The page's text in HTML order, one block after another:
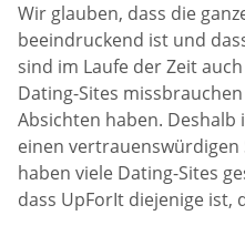
Wir glauben, dass die
beeindruckend ist und
sind im Laufe der Zeit
Dating-Sites
Absichten haben. Deshalb
einen vertrauenswürdigen
haben viele Dating-Sites
dass UpForIt diejenige ist,